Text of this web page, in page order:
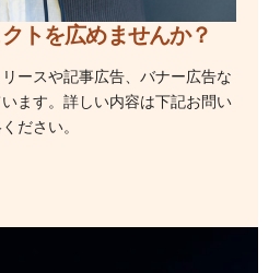
トを広めませんか？
ースや記事広告、バナー広告な
ます。詳しい内容は下記お問い
ださい。